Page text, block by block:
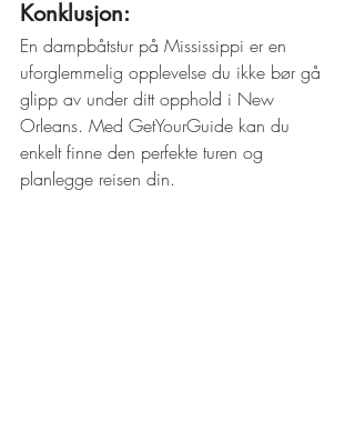
Konklusjon:
En dampbåtstur på Mississippi er en
uforglemmelig opplevelse du ikke bør gå
glipp av under ditt opphold i New
Orleans. Med GetYourGuide kan du
enkelt finne den perfekte turen og
planlegge reisen din.